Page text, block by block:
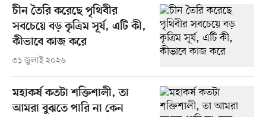
চীন তৈরি করেছে পৃথিবীর
সবচেয়ে বড় কৃত্রিম সূর্য, এটি কী,
কীভাবে কাজ করে
৩১ জুলাই ২০২৬
মহাকর্ষ কতটা শক্তিশালী, তা
আমরা বুঝতে পারি না কেন